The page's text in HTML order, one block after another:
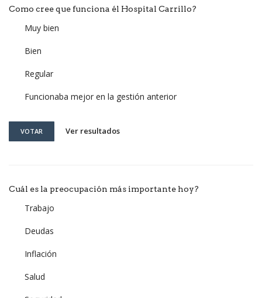
Como cree que funciona él Hospital Carrillo?
Muy bien
Bien
Regular
Funcionaba mejor en la gestión anterior
VOTAR Ver resultados
Cuál es la preocupación más importante hoy?
Trabajo
Deudas
Inflación
Salud